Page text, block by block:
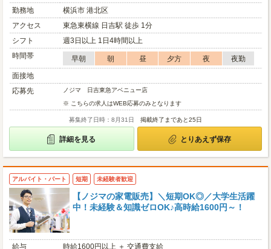
勤務地
横浜市 港北区
アクセス
東急東横線 日吉駅 徒歩 1分
シフト
週3日以上 1日4時間以上
時間帯
早朝 朝 昼 夕方 夜
夜勤
面接地
応募先
ノジマ 日吉東急アベニュー店
※ こちらの求人はWEB応募のみとなります
募集終了日時：8月31日 掲載終了まであと25日
詳細を見る とりあえず保存
アルバイト・パート 短期 未経験者歓迎
【ノジマの家電販売】＼短期OK◎／大学生活躍
中！未経験＆知識ゼロOK♪高時給1600円～！
給与
時給1600円以上 ＋ 交通費支給